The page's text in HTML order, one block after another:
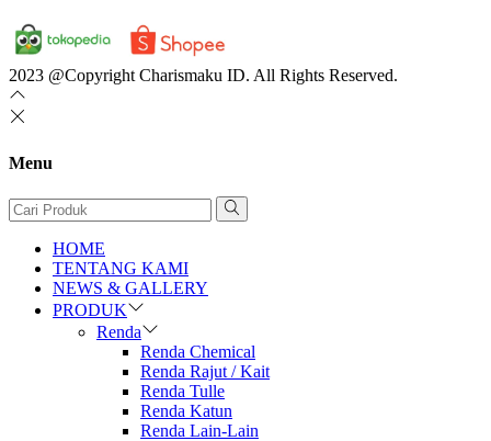
2023 @Copyright Charismaku ID. All Rights Reserved.
Menu
HOME
TENTANG KAMI
NEWS & GALLERY
PRODUK
Renda
Renda Chemical
Renda Rajut / Kait
Renda Tulle
Renda Katun
Renda Lain-Lain